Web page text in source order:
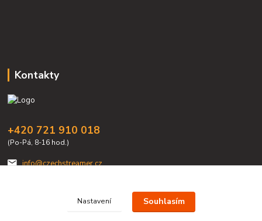
Kontakty
+420 721 910 018
(Po-Pá, 8-16 hod.)
info@czechstreamer.cz
Nastavení Souhlasím